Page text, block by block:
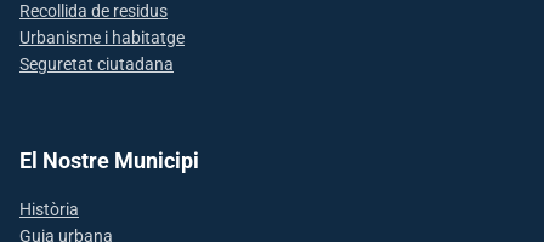
Recollida de residus
Urbanisme i habitatge
Seguretat ciutadana
El Nostre Municipi
Història
Guia urbana